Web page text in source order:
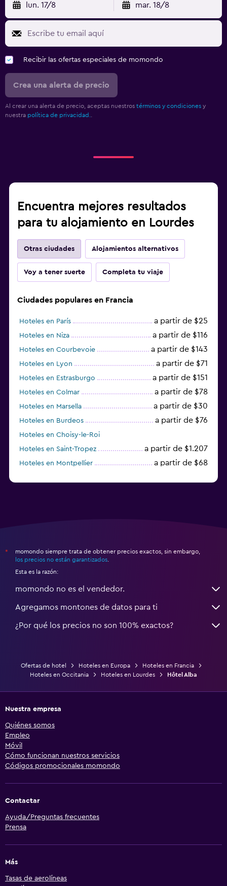
lun. 17/8 mar. 18/8
Recibir las ofertas especiales de momondo
Crea una alerta de precio
Al crear una alerta de precio, aceptas nuestros términos y condiciones y
nuestra política de privacidad.
Encuentra mejores resultados
para tu alojamiento en Lourdes
Otras ciudades Alojamientos alternativos
Voy a tener suerte Completa tu viaje
Ciudades populares en Francia
Hoteles en París a partir de $25
Hoteles en Niza a partir de $116
Hoteles en Courbevoie a partir de $143
Hoteles en Lyon a partir de $71
Hoteles en Estrasburgo a partir de $151
Hoteles en Colmar a partir de $78
Hoteles en Marsella a partir de $30
Hoteles en Burdeos a partir de $76
Hoteles en Choisy-le-Roi
Hoteles en Saint-Tropez
a partir de $1.207
Hoteles en Montpellier a partir de $68
*
momondo siempre trata de obtener precios exactos, sin embargo,
los precios no están garantizados
Esta es la razón:
momondo no es el vendedor.
Agregamos montones de datos para ti
¿Por qué los precios no son 100% exactos?
Ofertas de hotel Hoteles en Europa
Hoteles en Francia
Hoteles en Occitania
Hoteles en Lourdes Hôtel Alba
Nuestra empresa
Quiénes somos
Empleo
Móvil
Cómo funcionan nuestros servicios
Códigos promocionales momondo
Contactar
Ayuda/Preguntas frecuentes
Prensa
Más
Tasas de aerolíneas